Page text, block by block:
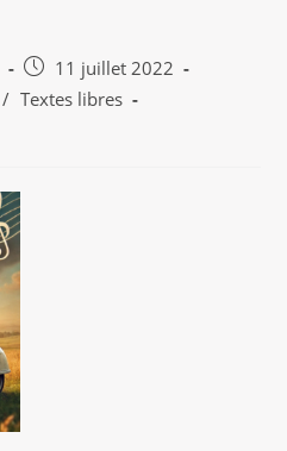
Publication
publiée :
11 juillet 2022
/ Textes libres